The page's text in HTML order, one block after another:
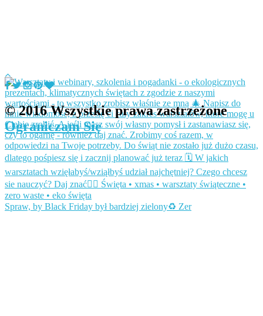
Spraw, by Black Friday był bardziej zielony♻️ Zer
© 2016 Wszystkie prawa zastrzeżone
Ograniczam Się